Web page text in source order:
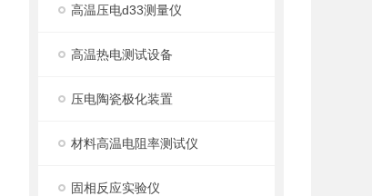
高温压电d33测量仪
高温热电测试设备
压电陶瓷极化装置
材料高温电阻率测试仪
固相反应实验仪